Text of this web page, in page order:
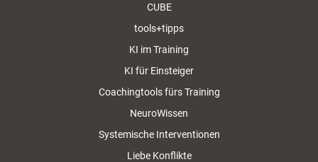
CUBE
tools+tipps
KI im Training
KI für Einsteiger
Coachingtools fürs Training
NeuroWissen
Systemische Interventionen
Liebe Konflikte